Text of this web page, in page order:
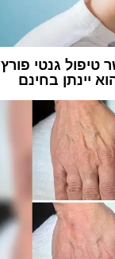
טיפול גנטי פורץ
יינתן בחינם